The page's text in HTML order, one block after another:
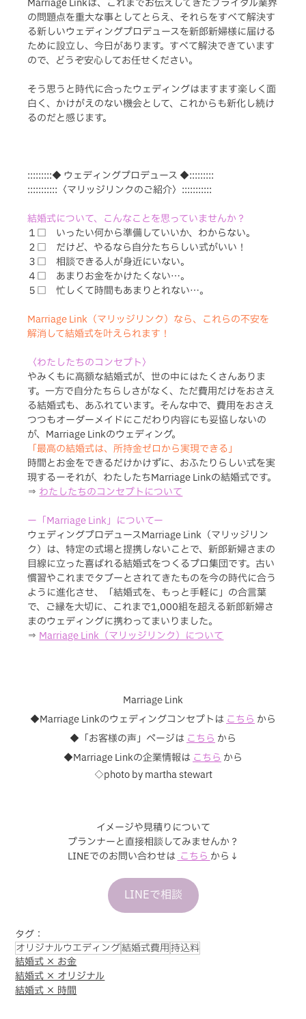
Marriage Linkは、これまでお伝えしてきたブライダル業界
の問題点を重大な事としてとらえ、それらをすべて解決す
る新しいウェディングプロデュースを新郎新婦様に届ける
ために設立し、今日があります。すべて解決できています
ので、どうぞ安心してお任せください。
そう思うと時代に合ったウェディングはますます楽しく面
白く、かけがえのない機会として、これからも新化し続け
るのだと感じます。
:::::::::◆ ウェディングプロデュース ◆:::::::::
:::::::::::〈マリッジリンクのご紹介〉:::::::::::
結婚式について、こんなことを思っていませんか？
１□　いったい何から準備していいか、わからない。
２□　だけど、やるなら自分たちらしい式がいい！
３□　相談できる人が身近にいない。
４□　あまりお金をかけたくない…。
５□　忙しくて時間もあまりとれない…。
Marriage Link（マリッジリンク）なら、これらの不安を
解消して結婚式を叶えられます！
〈わたしたちのコンセプト〉
やみくもに高額な結婚式が、世の中にはたくさんありま
す。一方で自分たちらしさがなく、ただ費用だけをおさえ
る結婚式も、あふれています。そんな中で、費用をおさえ
つつもオーダーメイドにこだわり内容にも妥協しないの
が、Marriage Linkのウェディング。
「最高の結婚式は、所持金ゼロから実現できる」
時間とお金をできるだけかけずに、おふたりらしい式を実
現するーそれが、わたしたちMarriage Linkの結婚式です。
⇒ わたしたちのコンセプトについて
ー「Marriage Link」についてー
ウェディングプロデュースMarriage Link（マリッジリン
ク）は、特定の式場と提携しないことで、新郎新婦さまの
目線に立った喜ばれる結婚式をつくるプロ集団です。古い
慣習やこれまでタブーとされてきたものを今の時代に合う
ように進化させ、「結婚式を、もっと手軽に」の合言葉
で、ご縁を大切に、これまで1,000組を超える新郎新婦さ
まのウェディングに携わってまいりました。
⇒ Marriage Link（マリッジリンク）について
Marriage Link
◆Marriage Linkのウェディングコンセプトは こちら から
◆「お客様の声」ページは こちら から
◆Marriage Linkの企業情報は こちら から
◇photo by martha stewart
イメージや見積りについて
プランナーと直接相談してみませんか？
LINEでのお問い合わせは こちら から↓
LINEで相談
タグ：
オリジナルウエディング結婚式費用持込料
結婚式 × お金
結婚式 × オリジナル
結婚式 × 時間